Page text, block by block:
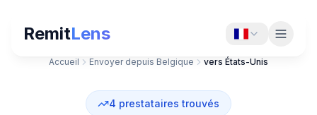
RemitLens
Accueil Envoyer depuis Belgique vers États-Unis
4 prestataires trouvés